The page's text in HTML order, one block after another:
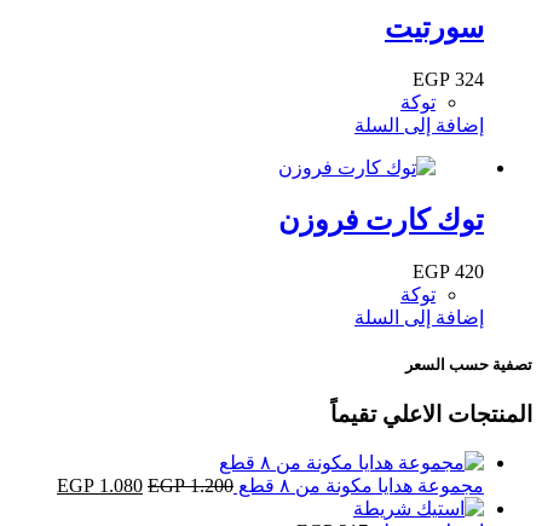
سورتيت
EGP 324
توكة
إضافة إلى السلة
توك كارت فروزن
EGP 420
توكة
إضافة إلى السلة
تصفية حسب السعر
المنتجات الاعلي تقيماً
مجموعة هدايا مكونة من ٨ قطع EGP1.200
السعر EGP 1.080
السعر